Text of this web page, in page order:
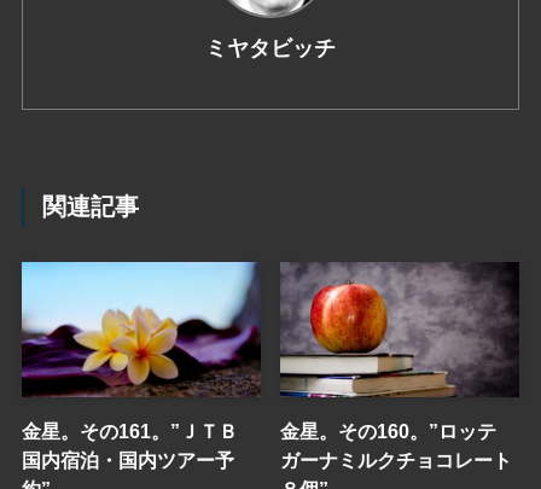
ミヤタビッチ
関連記事
金星。その161。”ＪＴＢ
国内宿泊・国内ツアー予
金星。その160。”ロッテ
ガーナミルクチョコレート